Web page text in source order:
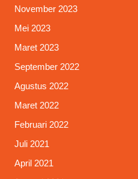
November 2023
Mei 2023
Maret 2023
September 2022
Agustus 2022
Maret 2022
Februari 2022
Juli 2021
April 2021